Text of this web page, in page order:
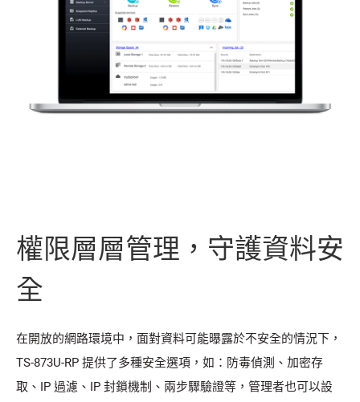
權限層層管理，守護資料安
全
在開放的網路環境中，面對資料可能曝露於不安全的情況下，
TS-873U-RP 提供了多種安全選項，如：防毒偵測、加密存
取、IP 過濾、IP 封鎖機制、兩步驟驗證等，管理者也可以設